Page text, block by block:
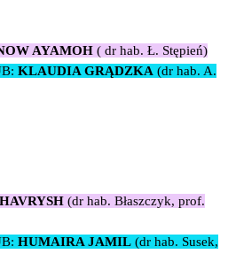
AYAMOH ( dr hab. Ł. Stępień)
KLAUDIA GRĄDZKA (dr hab. A.
(dr hab. Błaszczyk, prof.
HUMAIRA JAMIL (dr hab. Susek,